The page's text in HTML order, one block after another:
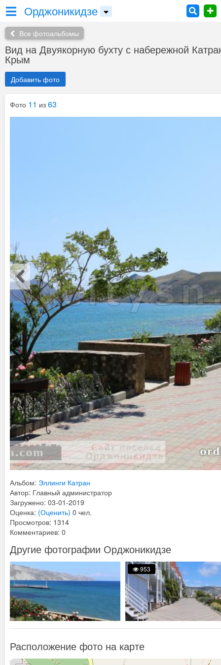
Орджоникидзе
Все фотоальбомы
Вид на Двуякорную бухту с набережной
Крым
Добавить фото
Фото 11 из 63
Альбом: Эллинги Катран
Автор: Главный администратор
Загружено: 03-01-2019
Оценка: (Оценить) 0 чел.
Просмотров: 1314
Комментариев: 0
Другие фотографии Орджоникидзе
953
Расположение фото на карте